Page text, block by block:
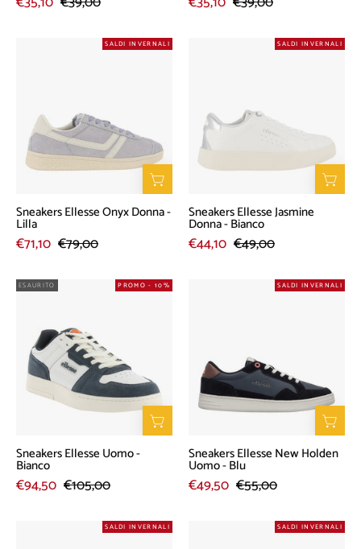
Sneakers
-
Lilla
SALDI INVERNALI
Sneakers Ellesse Onyx Donna -
Lilla
€71,10 €79,00
Sneakers
-
Bianco
SALDI INVERNALI
Sneakers Ellesse Jasmine
Donna - Bianco
€44,10 €49,00
Sneakers
-
Bianco
PROMO - 10%
ESAURITO
Sneakers Ellesse Uomo -
Bianco
€94,50 €105,00
Sneakers
Uomo
-
Blu
SALDI INVERNALI
Sneakers Ellesse New Holden
Uomo - Blu
€49,50 €55,00
Sneakers
SALDI INVERNALI
Sneakers
SALDI INVERNALI